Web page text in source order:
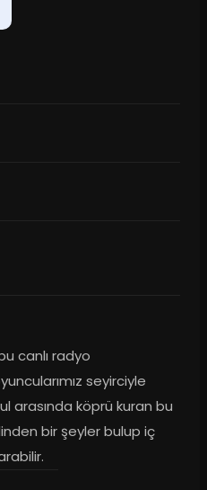
canlı radyo
seyirciyle
arasında köprü kuran bu
bir şeyler bulup iç